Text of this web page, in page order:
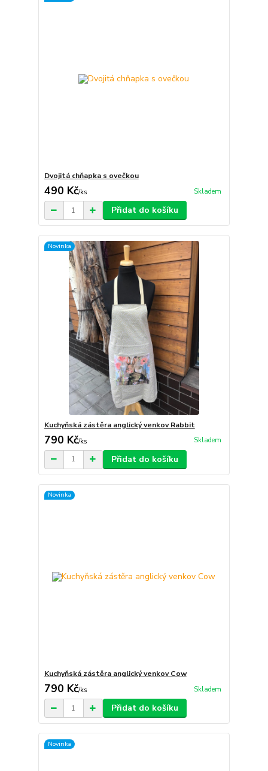
Dvojitá chňapka s ovečkou
490 Kč/ks Skladem
Přidat do košíku
Novinka
Kuchyňská zástěra anglický venkov Rabbit
790 Kč/ks Skladem
Přidat do košíku
Novinka
Kuchyňská zástěra anglický venkov Cow
790 Kč/ks Skladem
Přidat do košíku
Novinka